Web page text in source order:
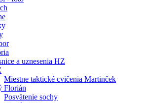
a uznesenia HZ
Miestne taktické cvičenia Martinček
Florián
Posvätenie sochy